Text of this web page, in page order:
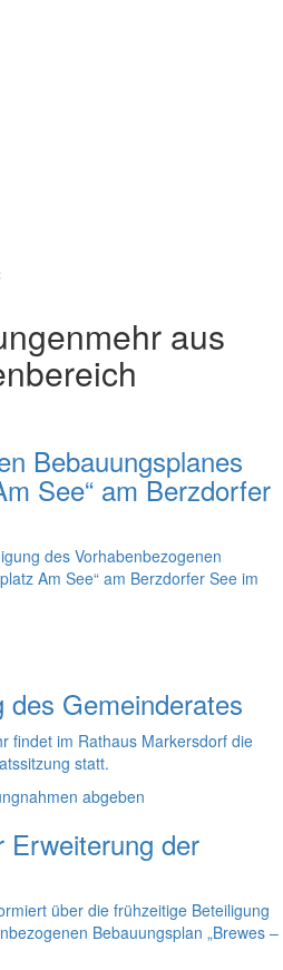
mehr aus
Bebauungsplanes
See“ am Berzdorfer
des Vorhabenbezogenen
Am See“ am Berzdorfer See im
des Gemeinderates
findet im Rathaus Markersdorf die
statt.
abgeben
Erweiterung der
über die frühzeitige Beteiligung
Bebauungsplan „Brewes –